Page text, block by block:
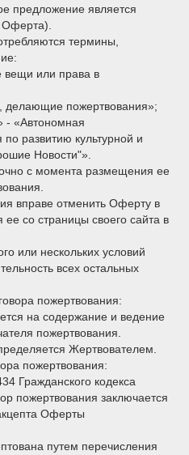
предложение является
термины,
вещи или права в
делающие пожертвования»;
- «Автономная
развитию культурной и
Новости"».
с момента размещения ее
вправе отменить Оферту в
со страницы своего сайта в
или нескольких условий
всех остальных
пожертвования:
на содержание и ведение
пожертвования.
Жертвователем.
пожертвования:
Гражданского кодекса
пожертвования заключается
Оферты
путем перечисления